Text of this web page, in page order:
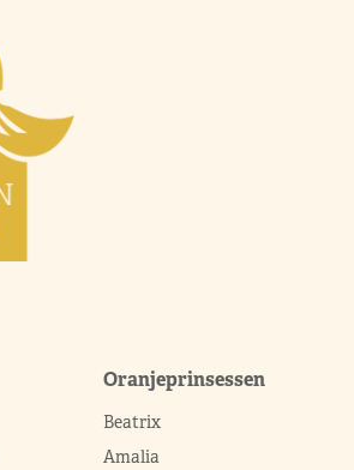
Oranjeprinsessen
Beatrix
Amalia